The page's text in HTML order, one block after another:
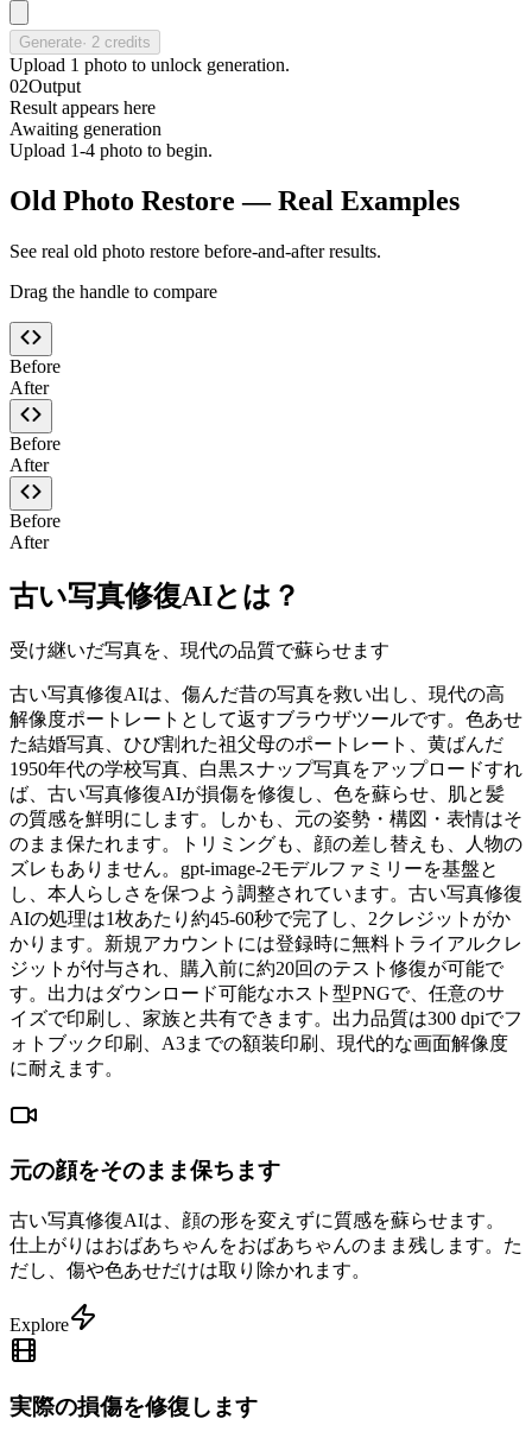
Generate· 2 credits
Upload 1 photo to unlock generation.
02Output
Result appears here
Awaiting generation
Upload 1-4 photo to begin.
Old Photo Restore — Real Examples
See real old photo restore before-and-after results.
Drag the handle to compare
Before
After
Before
After
Before
After
古い写真修復AIとは？
受け継いだ写真を、現代の品質で蘇らせます
古い写真修復AIは、傷んだ昔の写真を救い出し、現代の高
解像度ポートレートとして返すブラウザツールです。色あせ
た結婚写真、ひび割れた祖父母のポートレート、黄ばんだ
1950年代の学校写真、白黒スナップ写真をアップロードすれ
ば、古い写真修復AIが損傷を修復し、色を蘇らせ、肌と髪
の質感を鮮明にします。しかも、元の姿勢・構図・表情はそ
のまま保たれます。トリミングも、顔の差し替えも、人物の
ズレもありません。gpt-image-2モデルファミリーを基盤と
し、本人らしさを保つよう調整されています。古い写真修復
AIの処理は1枚あたり約45-60秒で完了し、2クレジットがか
かります。新規アカウントには登録時に無料トライアルクレ
ジットが付与され、購入前に約20回のテスト修復が可能で
す。出力はダウンロード可能なホスト型PNGで、任意のサ
イズで印刷し、家族と共有できます。出力品質は300 dpiでフ
ォトブック印刷、A3までの額装印刷、現代的な画面解像度
に耐えます。
元の顔をそのまま保ちます
古い写真修復AIは、顔の形を変えずに質感を蘇らせます。
仕上がりはおばあちゃんをおばあちゃんのまま残します。た
だし、傷や色あせだけは取り除かれます。
Explore
実際の損傷を修復します